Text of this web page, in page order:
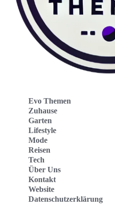
Evo Themen
Zuhause
Garten
Lifestyle
Mode
Reisen
Tech
Über Uns
Kontakt
Website
Datenschutzerklärung